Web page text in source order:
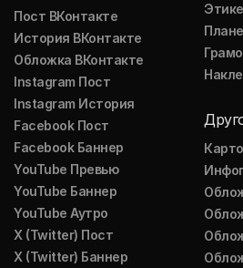
Пост ВКонтакте
История ВКонтакте
Обложка ВКонтакте
Instagram Пост
Instagram История
Facebook Пост
Facebook Баннер
YouTube Превью
YouTube Баннер
YouTube Аутро
X (Twitter) Пост
X (Twitter) Баннер